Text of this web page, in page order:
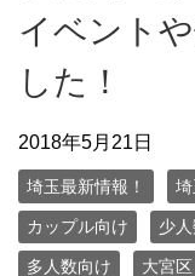
イベント
した！
2018年5月21日
埼玉最新情報！
カップル向け 少
多人数向け 大宮区